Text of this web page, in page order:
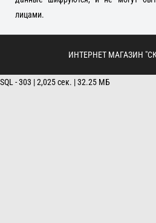
лицами.
ИНТЕРНЕТ МАГАЗИН
SQL - 303 | 2,025 сек. | 32.25 МБ